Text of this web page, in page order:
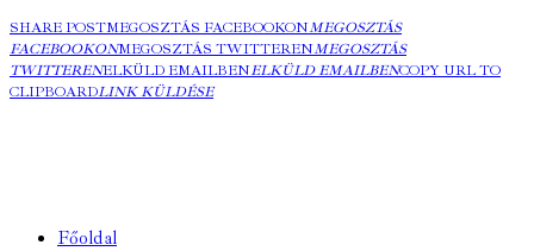
SHARE POSTMEGOSZTÁS FACEBOOKONMEGOSZTÁS
FACEBOOKONMEGOSZTÁS TWITTERENMEGOSZTÁS
TWITTERENELKÜLD EMAILBENELKÜLD EMAILBENCOPY URL TO
CLIPBOARDLINK KÜLDÉSE
Főoldal